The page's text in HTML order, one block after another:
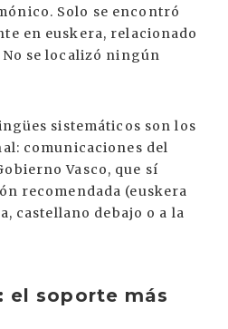
Solo se encontró
en euskera, relacionado
se localizó ningún
sistemáticos son los
comunicaciones del
Vasco, que sí
recomendada (euskera
castellano debajo o a la
el soporte más